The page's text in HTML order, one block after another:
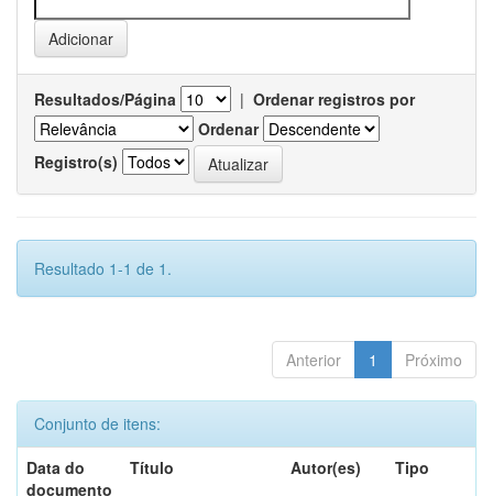
Resultados/Página | Ordenar registros por
Ordenar
Registro(s)
Resultado 1-1 de 1.
Anterior 1 Próximo
Conjunto de itens:
Data do
documento
Título Autor(es) Tipo